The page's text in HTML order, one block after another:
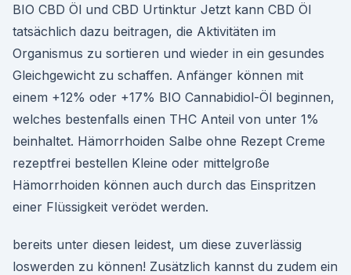
BIO CBD Öl und CBD Urtinktur Jetzt kann CBD Öl
tatsächlich dazu beitragen, die Aktivitäten im
Organismus zu sortieren und wieder in ein gesundes
Gleichgewicht zu schaffen. Anfänger können mit
einem +12% oder +17% BIO Cannabidiol-Öl beginnen,
welches bestenfalls einen THC Anteil von unter 1%
beinhaltet. Hämorrhoiden Salbe ohne Rezept Creme
rezeptfrei bestellen Kleine oder mittelgroße
Hämorrhoiden können auch durch das Einspritzen
einer Flüssigkeit verödet werden.
bereits unter diesen leidest, um diese zuverlässig
loswerden zu können! Zusätzlich kannst du zudem ein